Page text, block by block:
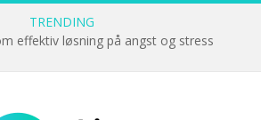
TRENDING
effektiv løsning på angst og stress